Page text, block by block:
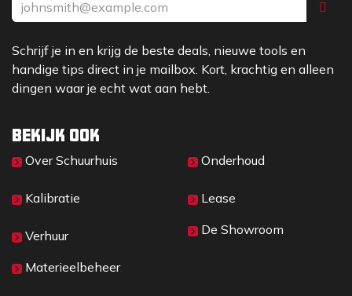
Schrijf je in en krijg de beste deals, nieuwe tools en
handige tips direct in je mailbox. Kort, krachtig en alleen
dingen waar je echt wat aan hebt.
Bekijk ook
Over Sc​huurhuis
Kalibratie
Verhuur
Materieelbeheer
Onderhoud
Lease
De Showroom